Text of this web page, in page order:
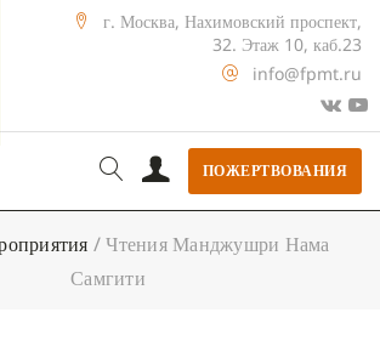
г. Москва, Нахимовский проспект,
32. Этаж 10, каб.23
info@fpmt.ru
ПОЖЕРТВОВАНИЯ
/Чтения Манджушри Нама
Самгити